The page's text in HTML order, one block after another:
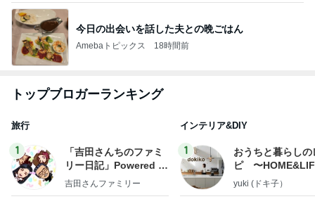
今日の出会いを話した夫との晩ごはん
Amebaトピックス 18時間前
トップブロガーランキング
旅行
1
「吉田さんちのファミ
リー日記」Powered b
y Ameba 吉田さんファ
吉田さんファミリー
インテリア&DIY
1
おうちと暮らしの
ピ 〜
yuki (ドキ子）